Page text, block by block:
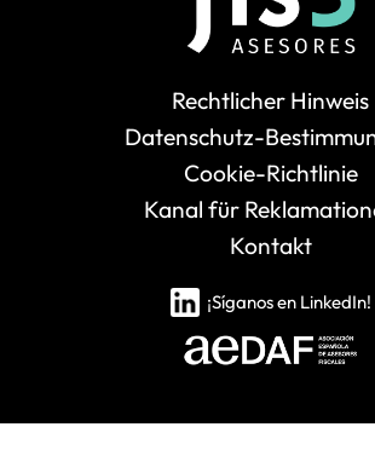
Rechtlicher Hinweis
Datenschutz-
Cookie-Richtlinie
Kanal für
Kontakt
¡Síganos en LinkedIn!